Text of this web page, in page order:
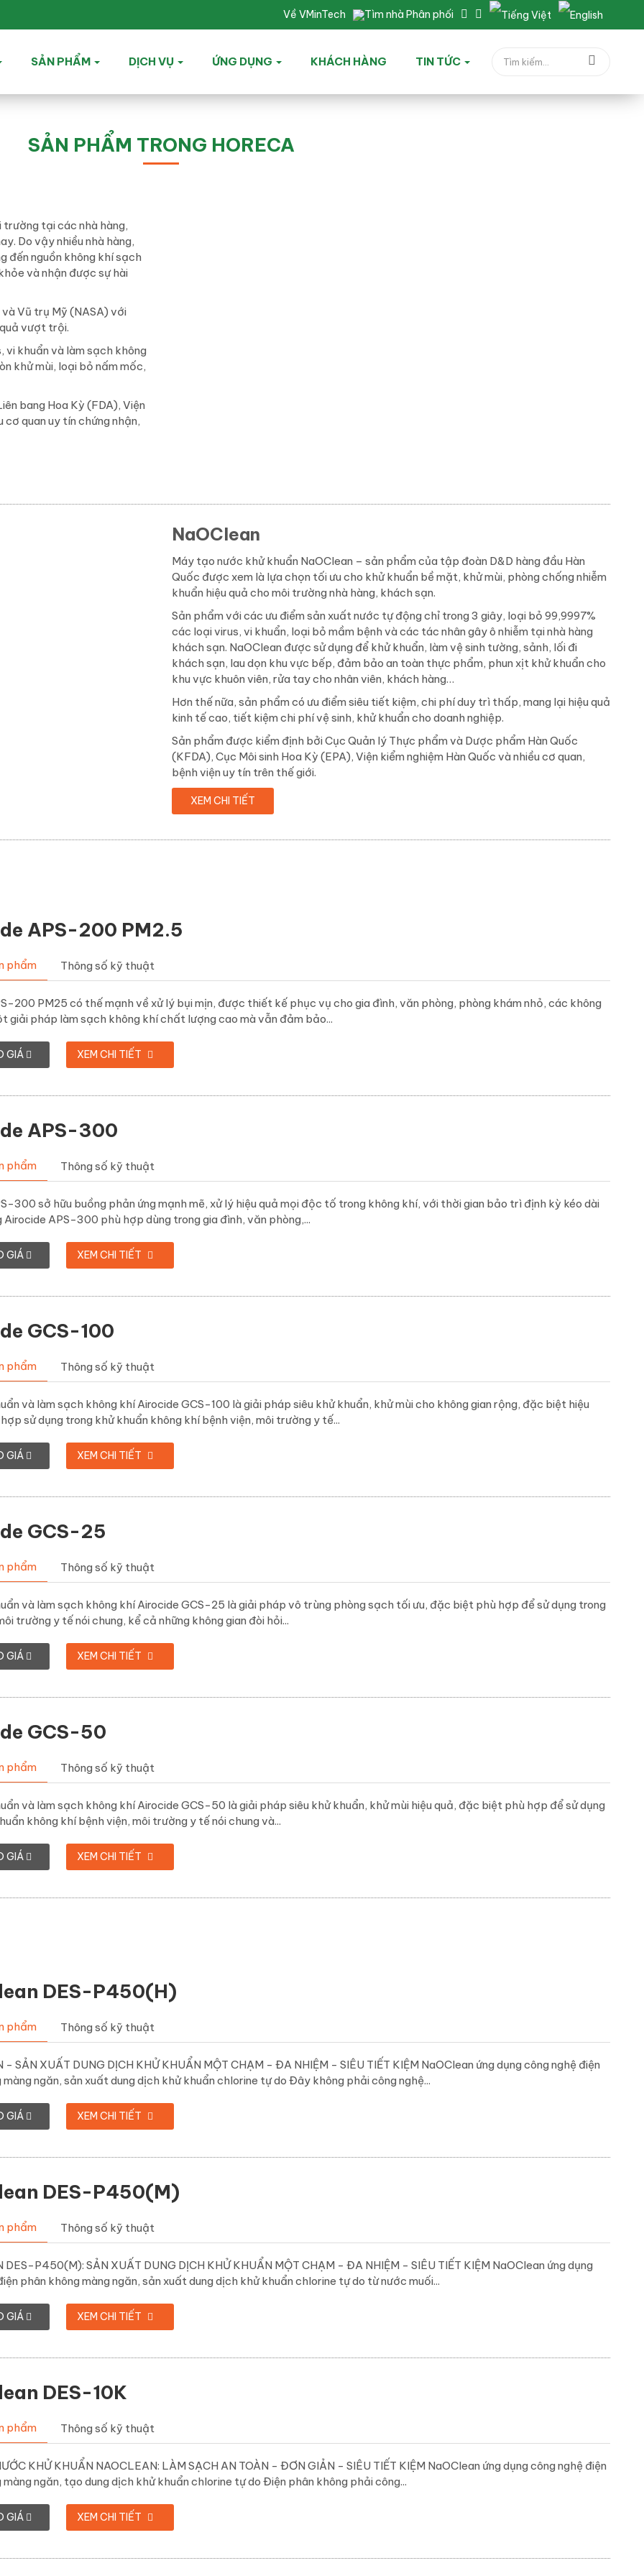
Về VMinTech Tìm nhà Phân phối
SẢN PHẨM DỊCH VỤ ỨNG DỤNG KHÁCH HÀNG TIN TỨC
SẢN PHẨM TRONG HORECA
tại các nhà hàng,
Do vậy nhiều nhà hàng,
đến nguồn không khí sạch
và nhận được sự hài
Vũ trụ Mỹ (NASA) với
vượt trội.
vi khuẩn và làm sạch không
khử mùi, loại bỏ nấm mốc,
bang Hoa Kỳ (FDA), Viện
quan uy tín chứng nhận,
NaOClean
Máy tạo nước khử khuẩn NaOClean – sản phẩm của tập đoàn D&D hàng đầu Hàn
Quốc được xem là lựa chọn tối ưu cho khử khuẩn bề mặt, khử mùi, phòng chống nhiễm
khuẩn hiệu quả cho môi trường nhà hàng, khách sạn.
Sản phẩm với các ưu điểm sản xuất nước tự động chỉ trong 3 giây, loại bỏ 99,9997%
các loại virus, vi khuẩn, loại bỏ mầm bệnh và các tác nhân gây ô nhiễm tại nhà hàng
khách sạn. NaOClean được sử dụng để khử khuẩn, làm vệ sinh tường, sảnh, lối đi
khách sạn, lau dọn khu vực bếp, đảm bảo an toàn thực phẩm, phun xịt khử khuẩn cho
khu vực khuôn viên, rửa tay cho nhân viên, khách hàng…
Hơn thế nữa, sản phẩm có ưu điểm siêu tiết kiệm, chi phí duy trì thấp, mang lại hiệu quả
kinh tế cao, tiết kiệm chi phí vệ sinh, khử khuẩn cho doanh nghiệp.
Sản phẩm được kiểm định bởi Cục Quản lý Thực phẩm và Dược phẩm Hàn Quốc
(KFDA), Cục Môi sinh Hoa Kỳ (EPA), Viện kiểm nghiệm Hàn Quốc và nhiều cơ quan,
bệnh viện uy tín trên thế giới.
XEM CHI TIẾT
APS-200 PM2.5
phẩm Thông số kỹ thuật
200 PM25 có thế mạnh về xử lý bụi mịn, được thiết kế phục vụ cho gia đình, văn phòng, phòng khám nhỏ, các không
giải pháp làm sạch không khí chất lượng cao mà vẫn đảm bảo...
GIÁ XEM CHI TIẾT
APS-300
phẩm Thông số kỹ thuật
300 sở hữu buồng phản ứng mạnh mẽ, xử lý hiệu quả mọi độc tố trong không khí, với thời gian bảo trì định kỳ kéo dài
Airocide APS-300 phù hợp dùng trong gia đình, văn phòng,...
GIÁ XEM CHI TIẾT
GCS-100
phẩm Thông số kỹ thuật
và làm sạch không khí Airocide GCS-100 là giải pháp siêu khử khuẩn, khử mùi cho không gian rộng, đặc biệt hiệu
sử dụng trong khử khuẩn không khí bệnh viện, môi trường y tế...
GIÁ XEM CHI TIẾT
GCS-25
phẩm Thông số kỹ thuật
và làm sạch không khí Airocide GCS-25 là giải pháp vô trùng phòng sạch tối ưu, đặc biệt phù hợp để sử dụng trong
trường y tế nói chung, kể cả những không gian đòi hỏi...
GIÁ XEM CHI TIẾT
GCS-50
phẩm Thông số kỹ thuật
và làm sạch không khí Airocide GCS-50 là giải pháp siêu khử khuẩn, khử mùi hiệu quả, đặc biệt phù hợp để sử dụng
không khí bệnh viện, môi trường y tế nói chung và...
GIÁ XEM CHI TIẾT
DES-P450(H)
phẩm Thông số kỹ thuật
- SẢN XUẤT DUNG DỊCH KHỬ KHUẨN MỘT CHẠM - ĐA NHIỆM - SIÊU TIẾT KIỆM NaOClean ứng dụng công nghệ điện
màng ngăn, sản xuất dung dịch khử khuẩn chlorine tự do Đây không phải công nghệ...
GIÁ XEM CHI TIẾT
DES-P450(M)
phẩm Thông số kỹ thuật
DES-P450(M): SẢN XUẤT DUNG DỊCH KHỬ KHUẨN MỘT CHẠM - ĐA NHIỆM - SIÊU TIẾT KIỆM NaOClean ứng dụng
phân không màng ngăn, sản xuất dung dịch khử khuẩn chlorine tự do từ nước muối...
GIÁ XEM CHI TIẾT
DES-10K
phẩm Thông số kỹ thuật
KHỬ KHUẨN NAOCLEAN: LÀM SẠCH AN TOÀN - ĐƠN GIẢN - SIÊU TIẾT KIỆM NaOClean ứng dụng công nghệ điện
màng ngăn, tạo dung dịch khử khuẩn chlorine tự do Điện phân không phải công...
GIÁ XEM CHI TIẾT